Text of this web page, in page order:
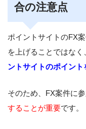
合の注意点
ポイントサイトのFX
を上げることではなく
ントサイトのポイント
そのため、FX案件に参
することが重要です。